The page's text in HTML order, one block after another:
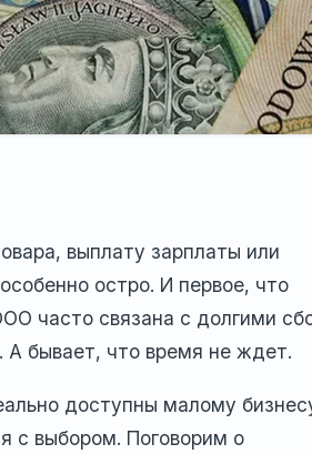
выплату зарплаты или
остро. И первое, что
часто связана с долгими
А бывает, что время не ждет.
доступны малому
с выбором. Поговорим о